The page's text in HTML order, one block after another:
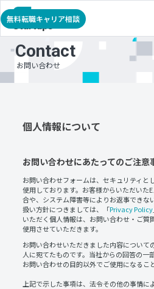
無料転職キャリア相談
Contact
お問い合わせ
個人情報について
お問い合わせにあたってのご注意
お問い合わせフォームは、セキュリティと
使用しております。お客様からいただいた
合や、システム障害等によりお返事できな
扱い方針につきましては、「Privacy Policy
いただく個人情報は、お問い合わせ・ご質
使用させていただきます。
お問い合わせいただきました内容について
人に宛てたものです。当社からの回答の一
お問い合わせの目的以外でご使用になるこ
上記で示した事項は、法令その他の事情に